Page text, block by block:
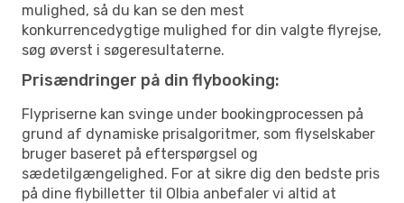
mulighed, så du kan se den mest
konkurrencedygtige mulighed for din valgte flyrejse,
søg øverst i søgeresultaterne.
Prisændringer på din flybooking:
Flypriserne kan svinge under bookingprocessen på
grund af dynamiske prisalgoritmer, som flyselskaber
bruger baseret på efterspørgsel og
sædetilgængelighed. For at sikre dig den bedste pris
på dine flybilletter til Olbia anbefaler vi altid at